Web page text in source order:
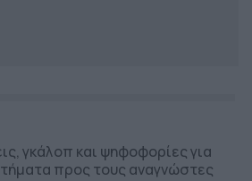
γκάλοπ και ψηφοφορίες για
προς τους αναγνώστες